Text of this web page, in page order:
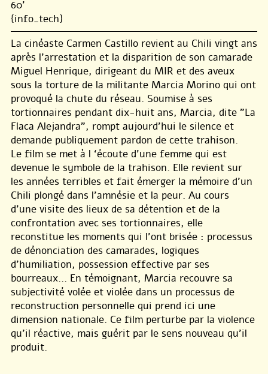
60'
{info_tech}
La cinéaste Carmen Castillo revient au Chili vingt ans
après l’arrestation et la disparition de son camarade
Miguel Henrique, dirigeant du MIR et des aveux
sous la torture de la militante Marcia Morino qui ont
provoqué la chute du réseau. Soumise à ses
tortionnaires pendant dix-huit ans, Marcia, dite "La
Flaca Alejandra", rompt aujourd’hui le silence et
demande publiquement pardon de cette trahison.
Le film se met à l ‘écoute d’une femme qui est
devenue le symbole de la trahison. Elle revient sur
les années terribles et fait émerger la mémoire d’un
Chili plongé dans l’amnésie et la peur. Au cours
d’une visite des lieux de sa détention et de la
confrontation avec ses tortionnaires, elle
reconstitue les moments qui l’ont brisée : processus
de dénonciation des camarades, logiques
d’humiliation, possession effective par ses
bourreaux... En témoignant, Marcia recouvre sa
subjectivité volée et violée dans un processus de
reconstruction personnelle qui prend ici une
dimension nationale. Ce film perturbe par la violence
qu’il réactive, mais guérit par le sens nouveau qu’il
produit.